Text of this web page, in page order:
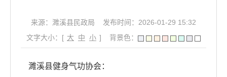
来源：濉溪县民政局
发布时间：2026-01-29 15:32
文字大小：[ 大 中 小 ] 背景色：
濉溪县健身气功协会：